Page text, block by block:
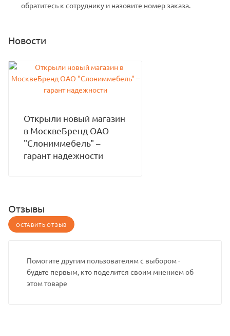
обратитесь к сотруднику и назовите номер заказа.
Новости
Открыли новый магазин
в МосквеБренд ОАО
"Слониммебель" –
гарант надежности
Отзывы
ОСТАВИТЬ ОТЗЫВ
Помогите другим пользователям с выбором -
будьте первым, кто поделится своим мнением об
этом товаре